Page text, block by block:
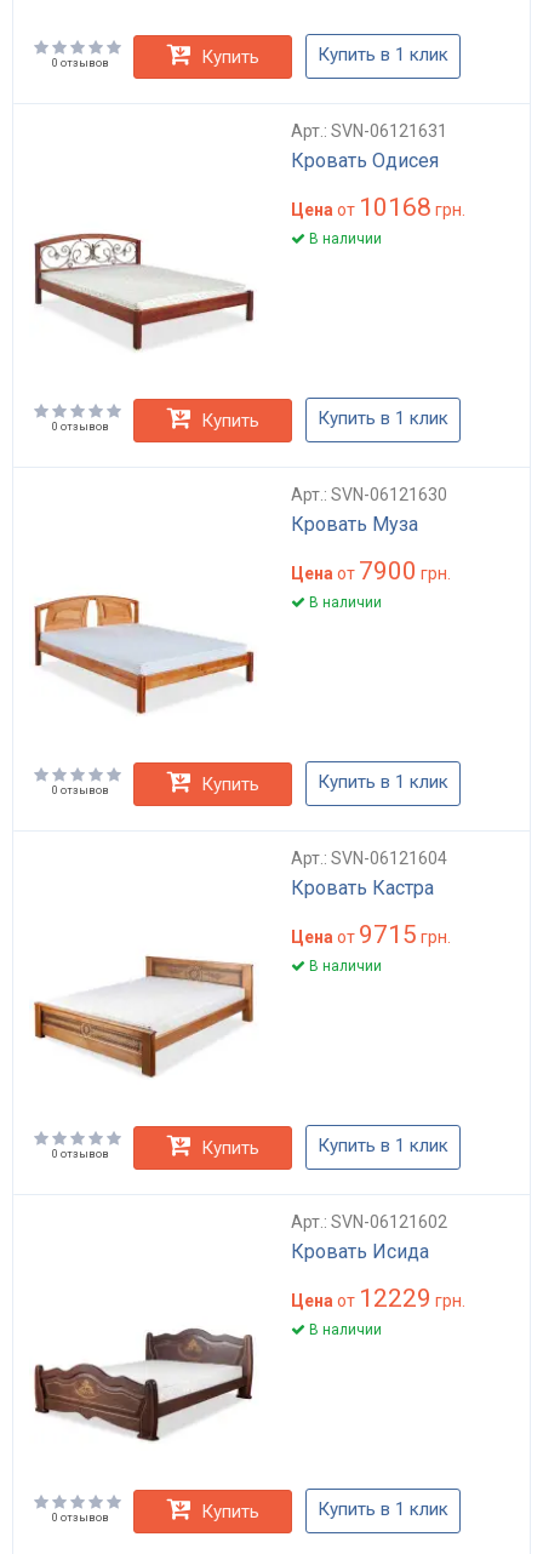
0 отзывов Купить Купить в 1 клик
Арт.: SVN-06121631
Кровать Одисея
Цена от 10168 грн.
В наличии
0 отзывов Купить Купить в 1 клик
Арт.: SVN-06121630
Кровать Муза
Цена от 7900 грн.
В наличии
0 отзывов Купить Купить в 1 клик
Арт.: SVN-06121604
Кровать Кастра
Цена от 9715 грн.
В наличии
0 отзывов Купить Купить в 1 клик
Арт.: SVN-06121602
Кровать Исида
Цена от 12229 грн.
В наличии
0 отзывов Купить Купить в 1 клик